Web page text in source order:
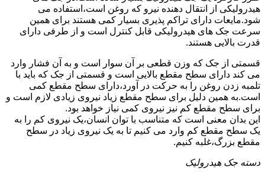
هیدرولیکی از انتقال دهنده نیرو که روغن است،استفاده می
شود.مایعات دارای تراکم پذیری بسیار کمی هستند برای همین
سرعت جک های هیدرولیکی قابل کنترل است و از طرفی دارای
قدرت بالایی هستند.
قسمتی از جک که وزن قطعی بر آن سوار است و به آن فشار وارد
می کند دارای سطح مقطع بالایی است و قسمتی از جک که باید با
تلمبه زدن روغن را به حرکت در آورد،دارای سطح مقطع کمی
است.به همین دلیل برای سطح مقطع زیاد نیروی زیادی لازم است و
برای سطح مقطع کم نیز نیروی کمی نیاز خواهد بود.
این بدان معنی است که متناسب با توان انسان،یک نیروی کم را به
یک سطح مقطع کم وارد می کنیم تا به یک نیروی زیاد در سطح
مقطع بزرگ،غلبه کنیم.
دسته جک هیدرولیک